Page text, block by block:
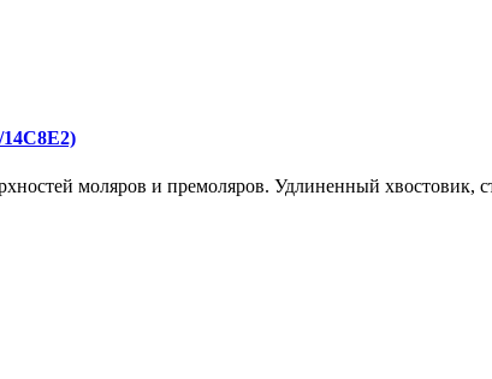
моляров и премоляров. Удлиненный хвостовик,